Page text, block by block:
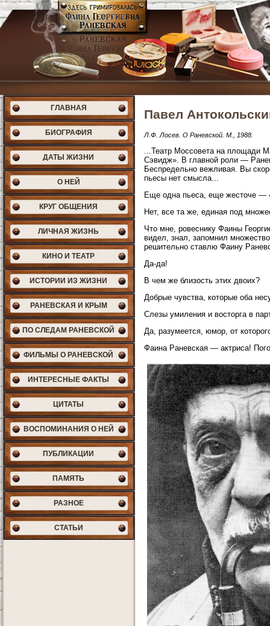
ГЛАВНАЯ
БИОГРАФИЯ
ДАТЫ ЖИЗНИ
О НЕЙ
КРУГ ОБЩЕНИЯ
ЛИЧНАЯ ЖИЗНЬ
КИНО И ТЕАТР
ИСТОРИИ ИЗ ЖИЗНИ
РАНЕВСКАЯ И КРЫМ
ПО СЛЕДАМ РАНЕВСКОЙ
ФИЛЬМЫ О РАНЕВСКОЙ
ИНТЕРЕСНЫЕ ФАКТЫ
ЦИТАТЫ
ВОСПОМИНАНИЯ О НЕЙ
ПУБЛИКАЦИИ
ПАМЯТЬ
РАЗНОЕ
СТАТЬИ
Павел
Л.Ф. Лосев. О Раневской. М., 1988.
...Театр Моссовета на площади
Сэвидж». В главной роли —
Беспредельно вежливая. Вы
пьесы нет смысла...
Еще одна пьеса, еще жесточе
Нет, все та же, единая под
Что мне, ровеснику Фаины
видел, знал, запомнил
решительно ставлю Фаину
Да-да!
В чем же близость этих двоих?
Добрые чувства, которые оба
Слезы умиления и восторга в
Да, разумеется, юмор, от
Фаина Раневская — актриса!